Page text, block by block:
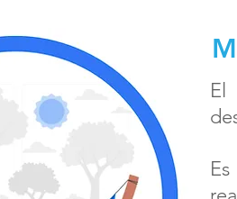
El